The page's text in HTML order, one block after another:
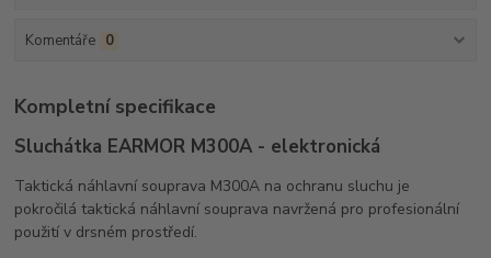
Komentáře 0
Kompletní specifikace
Sluchátka EARMOR M300A - elektronická
Taktická náhlavní souprava M300A na ochranu sluchu je
pokročilá taktická náhlavní souprava navržená pro profesionální
použití v drsném prostředí.